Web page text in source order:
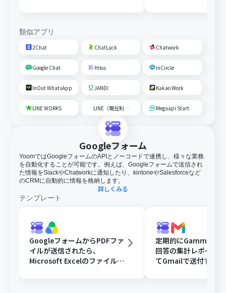
類似アプリ
2Chat ChatLuck Chatwork
Google Chat Hilos InCircle
InOut WhatsApp JANDI Kakao Work
LINE WORKS LINE（現在利用不可） Megaapi Start
Googleフォーム
YoomではGoogleフォームのAPIとノーコードで連携し、様々な業務
を自動化することが可能です。例えば、Googleフォームで送信され
た情報をSlackやChatworkに通知したり、kintoneやSalesforceなど
のCRMに自動的に情報を格納します。
詳しくみる
テンプレート
GoogleフォームからPDFファ
イルが送信されたら、
Microsoft Excelのファイルに
定期的にGammaで
回答の集計レポート
てGmailで送付する